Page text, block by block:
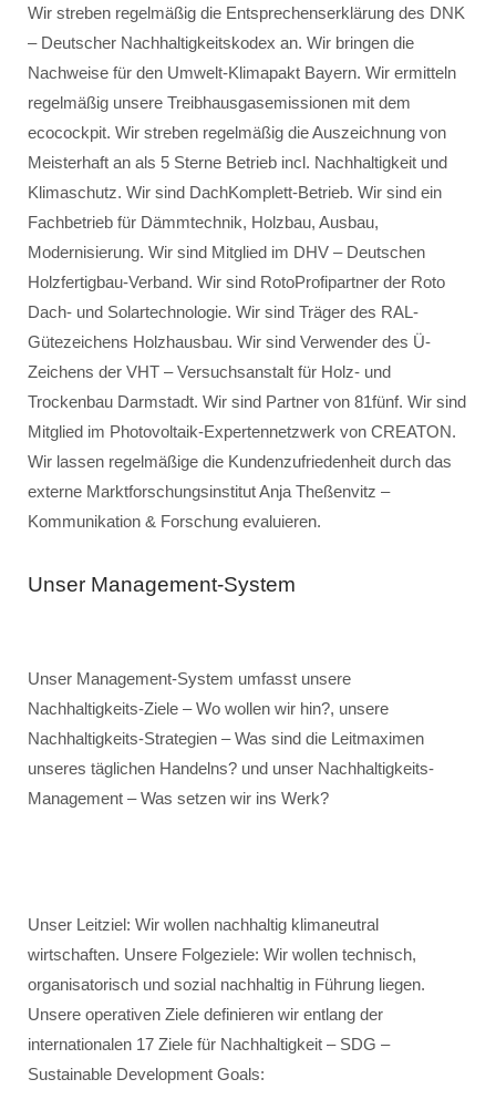
Wir streben regelmäßig die Entsprechenserklärung des DNK
– Deutscher Nachhaltigkeitskodex an. Wir bringen die
Nachweise für den Umwelt-Klimapakt Bayern. Wir ermitteln
regelmäßig unsere Treibhausgasemissionen mit dem
ecocockpit. Wir streben regelmäßig die Auszeichnung von
Meisterhaft an als 5 Sterne Betrieb incl. Nachhaltigkeit und
Klimaschutz. Wir sind DachKomplett-Betrieb. Wir sind ein
Fachbetrieb für Dämmtechnik, Holzbau, Ausbau,
Modernisierung. Wir sind Mitglied im DHV – Deutschen
Holzfertigbau-Verband. Wir sind RotoProfipartner der Roto
Dach- und Solartechnologie. Wir sind Träger des RAL-
Gütezeichens Holzhausbau. Wir sind Verwender des Ü-
Zeichens der VHT – Versuchsanstalt für Holz- und
Trockenbau Darmstadt. Wir sind Partner von 81fünf. Wir sind
Mitglied im Photovoltaik-Expertennetzwerk von CREATON.
Wir lassen regelmäßige die Kundenzufriedenheit durch das
externe Marktforschungsinstitut Anja Theßenvitz –
Kommunikation & Forschung evaluieren.
Unser Management-System
Unser Management-System umfasst unsere
Nachhaltigkeits-Ziele – Wo wollen wir hin?, unsere
Nachhaltigkeits-Strategien – Was sind die Leitmaximen
unseres täglichen Handelns? und unser Nachhaltigkeits-
Management – Was setzen wir ins Werk?
Unser Leitziel: Wir wollen nachhaltig klimaneutral
wirtschaften. Unsere Folgeziele: Wir wollen technisch,
organisatorisch und sozial nachhaltig in Führung liegen.
Unsere operativen Ziele definieren wir entlang der
internationalen 17 Ziele für Nachhaltigkeit – SDG –
Sustainable Development Goals: